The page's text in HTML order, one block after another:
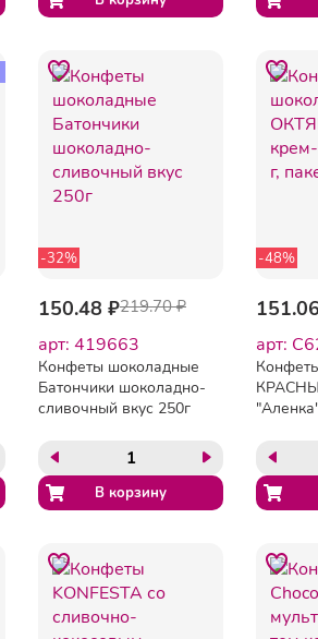
-32%
150.48 ₽219.70 ₽
арт: 419663
Конфеты шоколадные
Батончики шоколадно-
сливочный вкус 250г
-48%
арт:
КО08238